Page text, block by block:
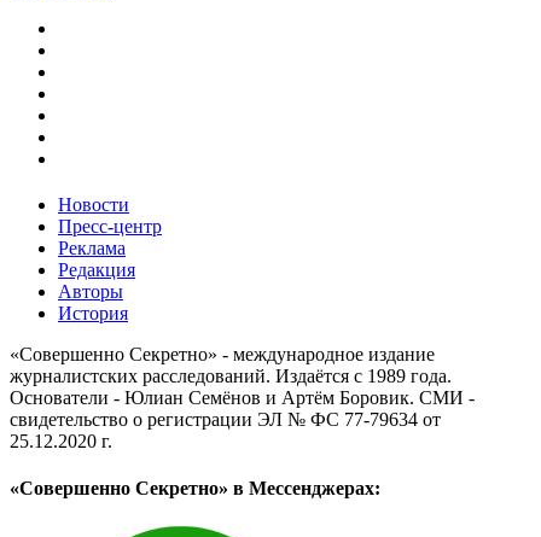
Новости
Пресс-центр
Реклама
Редакция
Авторы
История
«Совершенно Секретно» - международное издание
журналистских расследований. Издаётся с 1989 года.
Основатели - Юлиан Семёнов и Артём Боровик. CМИ -
свидетельство о регистрации ЭЛ № ФС 77-79634 от
25.12.2020 г.
«Совершенно Секретно» в Мессенджерах: